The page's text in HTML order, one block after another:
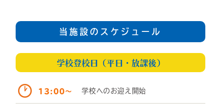
当施設のスケジュール
学校登校日（平日・放課後）
13:00～ 学校へのお迎え開始